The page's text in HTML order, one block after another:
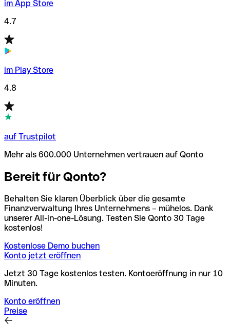
im App Store
4.7
im Play Store
4.8
auf Trustpilot
Mehr als 600.000 Unternehmen vertrauen auf Qonto
Bereit für Qonto?
Behalten Sie klaren Überblick über die gesamte
Finanzverwaltung Ihres Unternehmens – mühelos. Dank
unserer All-in-one-Lösung. Testen Sie Qonto 30 Tage
kostenlos!
Kostenlose Demo buchen
Konto jetzt eröffnen
Jetzt 30 Tage kostenlos testen. Kontoeröffnung in nur 10
Minuten.
Konto eröffnen
Preise